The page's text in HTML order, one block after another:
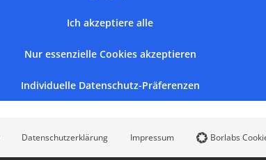
Ich akzeptiere alle
Nur essenzielle Cookies akzeptieren
Individuelle Datenschutz-Präferenzen
Datenschutzerklärung Impressum Borlabs